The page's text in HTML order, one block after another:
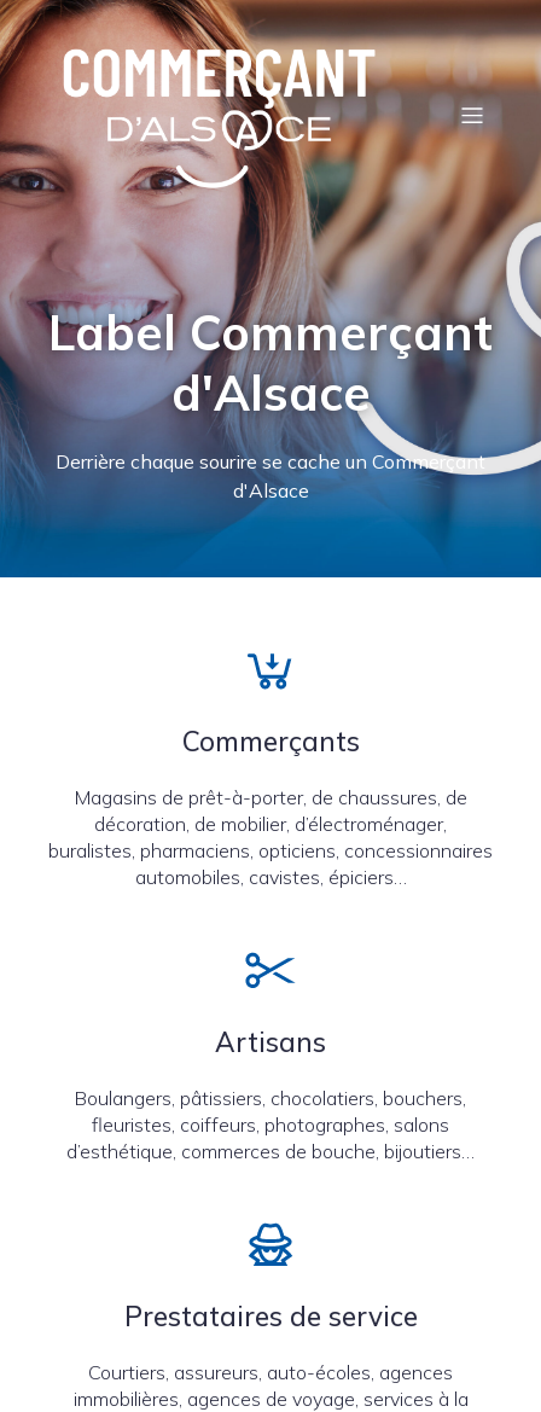
Label Commerçant
d'Alsace
Derrière chaque sourire se cache un Commerçant
d'Alsace
Commerçants
Magasins de prêt-à-porter, de chaussures, de
décoration, de mobilier, d’électroménager,
buralistes, pharmaciens, opticiens, concessionnaires
automobiles, cavistes, épiciers…
Artisans
Boulangers, pâtissiers, chocolatiers, bouchers,
fleuristes, coiffeurs, photographes, salons
d’esthétique, commerces de bouche, bijoutiers…
Prestataires de service
Courtiers, assureurs, auto-écoles, agences
immobilières, agences de voyage, services à la